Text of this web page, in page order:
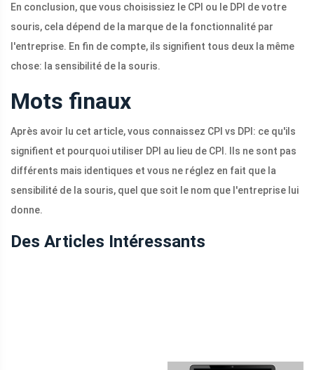
En conclusion, que vous choisissiez le CPI ou le DPI de votre
souris, cela dépend de la marque de la fonctionnalité par
l'entreprise. En fin de compte, ils signifient tous deux la même
chose: la sensibilité de la souris.
Mots finaux
Après avoir lu cet article, vous connaissez CPI vs DPI: ce qu'ils
signifient et pourquoi utiliser DPI au lieu de CPI. Ils ne sont pas
différents mais identiques et vous ne réglez en fait que la
sensibilité de la souris, quel que soit le nom que l'entreprise lui
donne.
Des Articles Intéressants